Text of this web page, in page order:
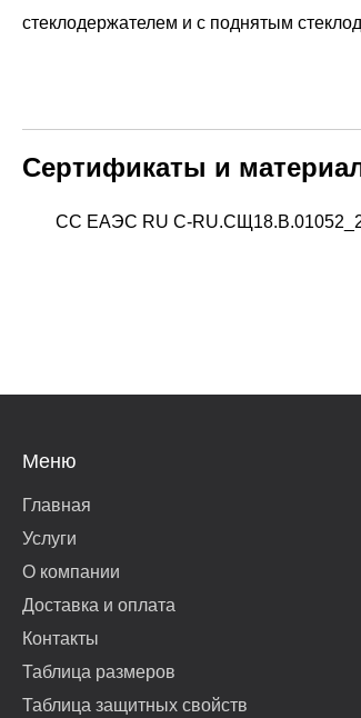
стеклодержателем и с поднятым
Сертификаты и
СС ЕАЭС RU С-
Меню
Главная
Услуги
О компании
Доставка и оплата
Контакты
Таблица размеров
Таблица защитных свойств